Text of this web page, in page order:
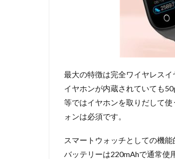
最大の特徴は完全ワイヤレスイ
イヤホンが内蔵されていても
等ではイヤホンを取りだして
ォンは必須です。
スマートウォッチとしての機
バッテリーは220mAhで通常使